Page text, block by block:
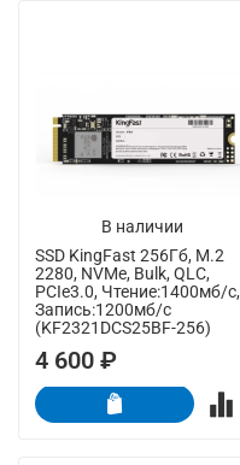
В наличии
SSD KingFast 256Гб, M.2
2280, NVMe, Bulk, QLC,
PCIe3.0, Чтение:1400мб/с,
Запись:1200мб/с
(KF2321DCS25BF-256)
4 600 ₽